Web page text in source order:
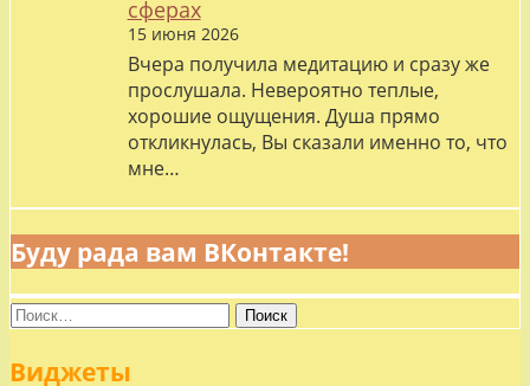
сферах
15 июня 2026
Вчера получила медитацию и сразу же
прослушала. Невероятно теплые,
хорошие ощущения. Душа прямо
откликнулась, Вы сказали именно то, что
мне…
Буду рада вам ВКонтакте!
Найти:
Виджеты